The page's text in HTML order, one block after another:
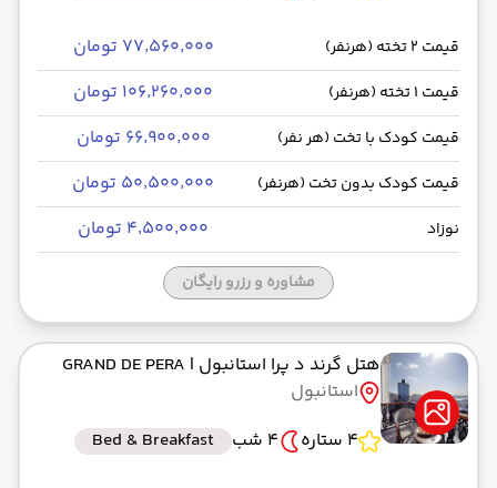
قیمت 2 تخته (هرنفر) ۷۷٬۵۶۰٬۰۰۰ تومان
قیمت 1 تخته (هرنفر) ۱۰۶٬۲۶۰٬۰۰۰ تومان
قیمت کودک با تخت (هر نفر) ۶۶٬۹۰۰٬۰۰۰ تومان
قیمت کودک بدون تخت (هرنفر) ۵۰٬۵۰۰٬۰۰۰ تومان
نوزاد ۴٬۵۰۰٬۰۰۰ تومان
مشاوره و رزرو رایگان
هتل گرند د پرا استانبول | GRAND DE PERA
استانبول
4 ستاره
4 شب Bed & Breakfast